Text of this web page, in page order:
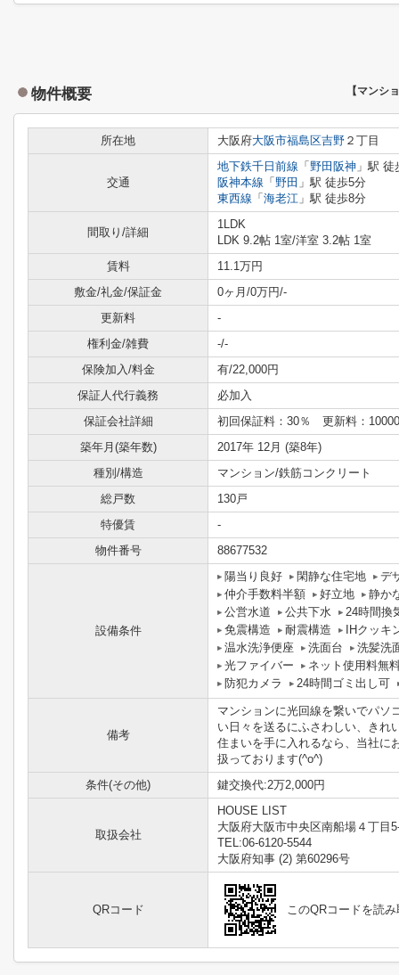
物件概要 【マンシ
所在地 大阪府大阪市福島区吉野 ２丁目
交通
地下鉄千日前線 「 野田阪神 」駅 徒
阪神本線 「 野田 」駅 徒歩5分
東西線 「 海老江 」駅 徒歩8分
間取り/詳細
1LDK
LDK 9.2帖 1室/洋室 3.2帖 1室
賃料
11.1万円
敷金/礼金/保証金
0ヶ月/0万円/-
更新料
-
権利金/雑費
-/-
保険加入/料金
有/22,000円
保証人代行義務
必加入
保証会社詳細
初回保証料：30％ 更新料：
築年月(築年数)
2017年 12月 (築8年)
種別/構造
マンション/鉄筋コンクリート
総戸数
130戸
特優賃
-
物件番号
88677532
設備条件
陽当り良好 閑静な住宅地
デ
仲介手数料半額
好立地
静か
公営水道
公共下水
24時間換
免震構造
耐震構造
IHクッキ
温水洗浄便座
洗面台
洗髪洗
光ファイバー
ネット使用料無
防犯カメラ
24時間ゴミ出し可
備考
マンションに光回線を繋いでパソ
い日々を送るにふさわしい、きれ
住まいを手に入れるなら、当社に
扱っております(^o^)
条件(その他)
鍵交換代:2万2,000円
取扱会社
HOUSE LIST
大阪府大阪市中央区南船場４丁目
TEL:06-6120-5544
大阪府知事 (2) 第60296号
QRコード このQRコードを読